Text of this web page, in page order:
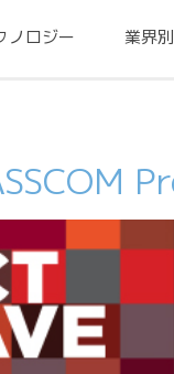
ノロジー 業界